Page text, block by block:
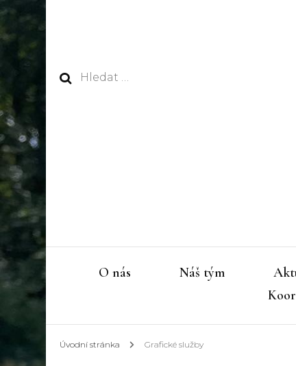
Vyhledávání
O nás Náš tým
Úvodní stránka Grafické služby